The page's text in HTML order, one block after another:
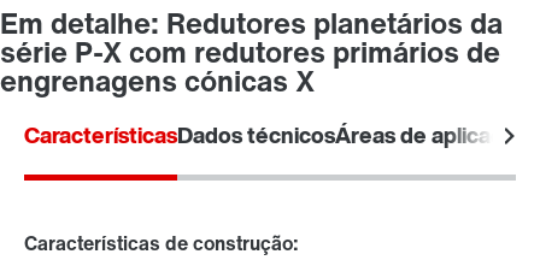
Localizações Internacionais
Em detalhe: Redutores planetários da
série P-X com redutores primários de
engrenagens cónicas X
CaracterísticasDados técnicosÁreas de aplicação
Características de construção: